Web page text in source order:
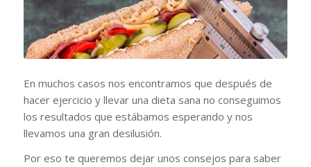
En muchos casos nos encontramos que después de
hacer ejercicio y llevar una dieta sana no conseguimos
los resultados que estábamos esperando y nos
llevamos una gran desilusión.
Por eso te queremos dejar unos consejos para saber